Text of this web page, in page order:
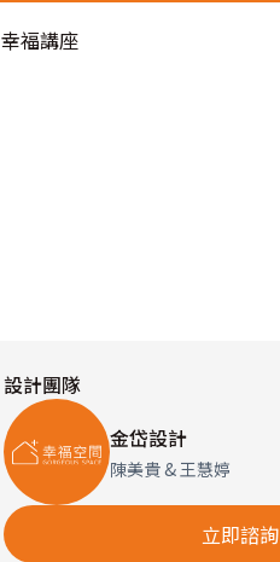
幸福講座
設計團隊
金岱設計
陳美貴 & 王慧婷
立即諮詢